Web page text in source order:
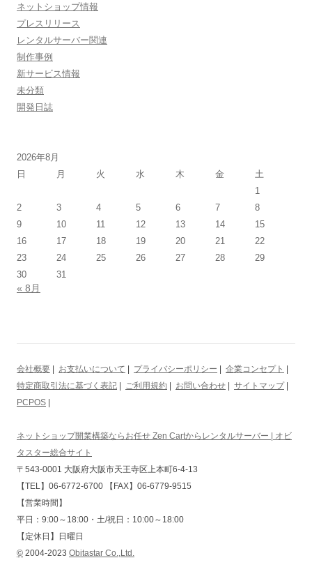
ネットショップ情報
プレスリリース
レンタルサーバー関連
制作事例
新サービス情報
未分類
開発日誌
2026年8月
日
月 火 水 木 金
土
1
2
3 4 5 6 7
8
9
10 11 12 13 14
15
16
17 18 19 20 21
22
23
24 25 26 27 28
29
30
31
« 8月
会社概要 | お支払いについて | プライバシーポリシー | 企業コンセプト |
特定商取引法に基づく表記 | ご利用規約 | お問い合わせ | サイトマップ|
PCPOS |
ネットショップ開業構築ならお任せ Zen Cartからレンタルサーバー | オビ
タスター総合サイト
〒543-0001 大阪府大阪市天王寺区上本町6-4-13
【TEL】06-6772-6700 【FAX】06-6779-9515
【営業時間】
平日：9:00～18:00・土/祝日：10:00～18:00
【定休日】日曜日
© 2004-2023 Obitastar Co.,Ltd.